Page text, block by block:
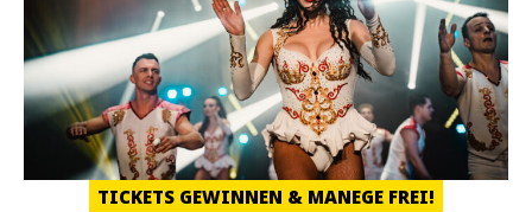
TICKETS GEWINNEN & MANEGE FREI!